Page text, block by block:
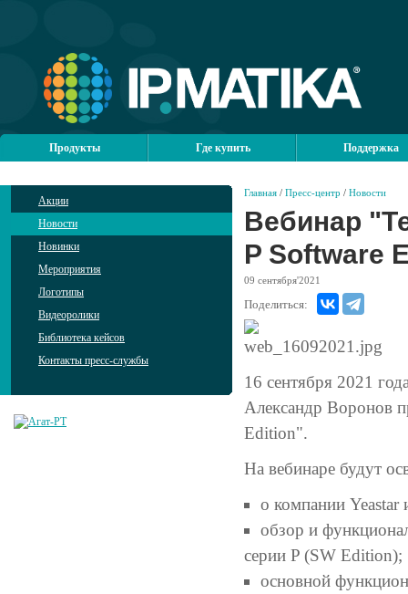
Продукты Где купить Поддержка
Акции
Новости
Новинки
Мероприятия
Логотипы
Видеоролики
Библиотека кейсов
Контакты пресс-службы
Главная / Пресс-центр / Новости
Вебинар
P Software
09 сентября'2021
Поделиться:
16 сентября 2021
Александр Воронов
Edition".
На вебинаре будут
о компании Yeastar
обзор и
серии P (SW Edition);
основной